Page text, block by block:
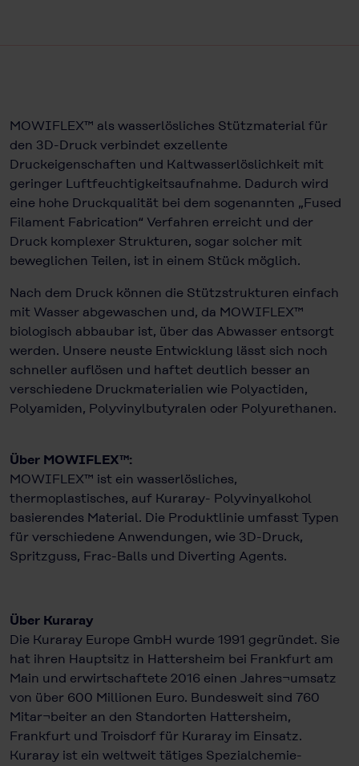
MOWIFLEX™ als wasserlösliches Stützmaterial für
den 3D-Druck verbindet exzellente
Druckeigenschaften und Kaltwasserlöslichkeit mit
geringer Luftfeuchtigkeitsaufnahme. Dadurch wird
eine hohe Druckqualität bei dem sogenannten „Fused
Filament Fabrication“ Verfahren erreicht und der
Druck komplexer Strukturen, sogar solcher mit
beweglichen Teilen, ist in einem Stück möglich.
Nach dem Druck können die Stützstrukturen einfach
mit Wasser abgewaschen und, da MOWIFLEX™
biologisch abbaubar ist, über das Abwasser entsorgt
werden. Unsere neuste Entwicklung lässt sich noch
schneller auflösen und haftet deutlich besser an
verschiedene Druckmaterialien wie Polyactiden,
Polyamiden, Polyvinylbutyralen oder Polyurethanen.
Über MOWIFLEX™:
MOWIFLEX™ ist ein wasserlösliches,
thermoplastisches, auf Kuraray- Polyvinyalkohol
basierendes Material. Die Produktlinie umfasst Typen
für verschiedene Anwendungen, wie 3D-Druck,
Spritzguss, Frac-Balls und Diverting Agents.
Über Kuraray
Die Kuraray Europe GmbH wurde 1991 gegründet. Sie
hat ihren Hauptsitz in Hattersheim bei Frankfurt am
Main und erwirtschaftete 2016 einen Jahres¬umsatz
von über 600 Millionen Euro. Bundesweit sind 760
Mitar¬beiter an den Standorten Hattersheim,
Frankfurt und Troisdorf für Kuraray im Einsatz.
Kuraray ist ein weltweit tätiges Spezialchemie-